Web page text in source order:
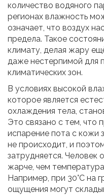
количество водяного
регионах влажность
означает, что воздух
предела. Такое
климату, делая жару
даже нестерпимой для
климатических зон.
В условиях высокой
которое является
охлаждения тела,
Это связано с тем, что
испарение пота с кожи
не происходит, и
затрудняется. Человек
жарче, чем
Например, при 30°C на
ощущения могут